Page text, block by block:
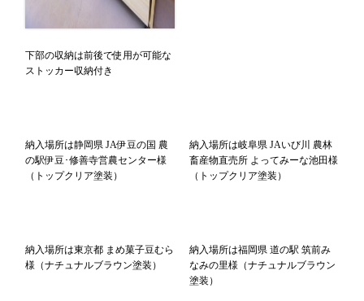
下部の収納は前後で使用が可能な
ストッカー収納付き
納入場所は静岡県 JA伊豆の国 農
の駅伊豆･修善寺営農センター様
（トップクリア塗装）
納入場所は岐阜県 JAいび川 農林
畜産物直売所 よってみーな池田様
（トップクリア塗装）
納入場所は東京都 まめ菓子豆むら
様（ナチュナルブラウン塗装）
納入場所は福岡県 道の駅 筑前み
なみの里様（ナチュナルブラウン
塗装）